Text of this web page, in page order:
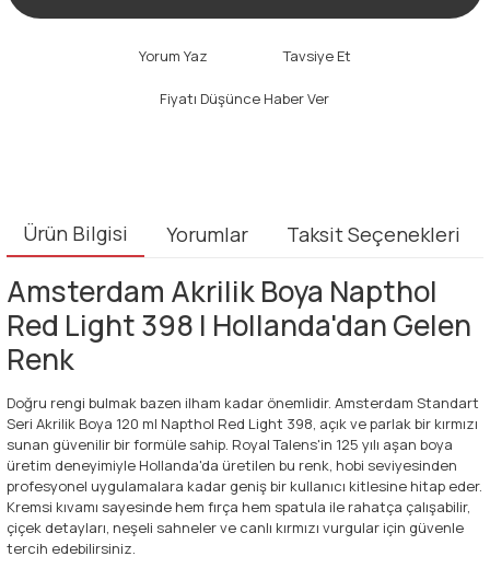
Yorum Yaz Tavsiye Et
Fiyatı Düşünce Haber Ver
Ürün Bilgisi Yorumlar Taksit Seçenekleri
Amsterdam Akrilik Boya Napthol
Red Light 398 | Hollanda'dan Gelen
Renk
Doğru rengi bulmak bazen ilham kadar önemlidir. Amsterdam Standart
Seri Akrilik Boya 120 ml Napthol Red Light 398, açık ve parlak bir kırmızı
sunan güvenilir bir formüle sahip. Royal Talens'in 125 yılı aşan boya
üretim deneyimiyle Hollanda'da üretilen bu renk, hobi seviyesinden
profesyonel uygulamalara kadar geniş bir kullanıcı kitlesine hitap eder.
Kremsi kıvamı sayesinde hem fırça hem spatula ile rahatça çalışabilir,
çiçek detayları, neşeli sahneler ve canlı kırmızı vurgular için güvenle
tercih edebilirsiniz.